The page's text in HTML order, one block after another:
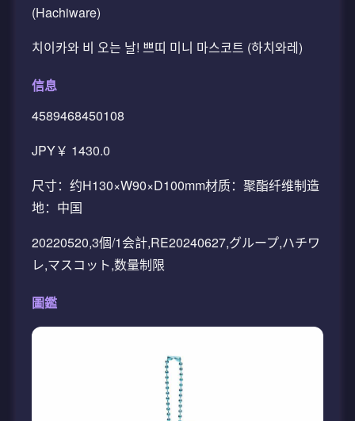
(Hachiware)
치이카와 비 오는 날! 쁘띠 미니 마스코트 (하치와레)
信息
4589468450108
JPY￥ 1430.0
尺寸：约H130×W90×D100mm材质：聚酯纤维制造
地：中国
20220520,3個/1会計,RE20240627,グループ,ハチワ
レ,マスコット,数量制限
圖鑑